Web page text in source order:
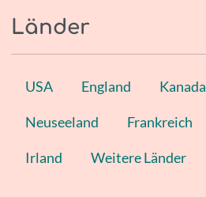
Länder
USA England Kanada
Neuseeland Frankreich
Irland Weitere Länder